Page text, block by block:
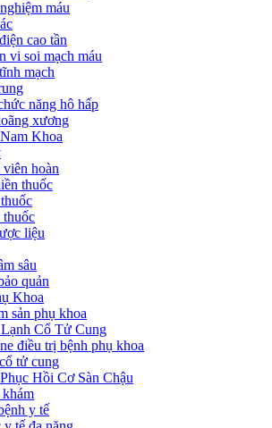
máu
cao tần
vi soi mạch máu
mạch
năng hô hấp
xương
Khoa
hoàn
thuốc
liệu
sâu
quản
Khoa
sản phụ khoa
Cổ Tử Cung
điều trị bệnh phụ khoa
tử cung
Hồi Cơ Sàn Chậu
y tế